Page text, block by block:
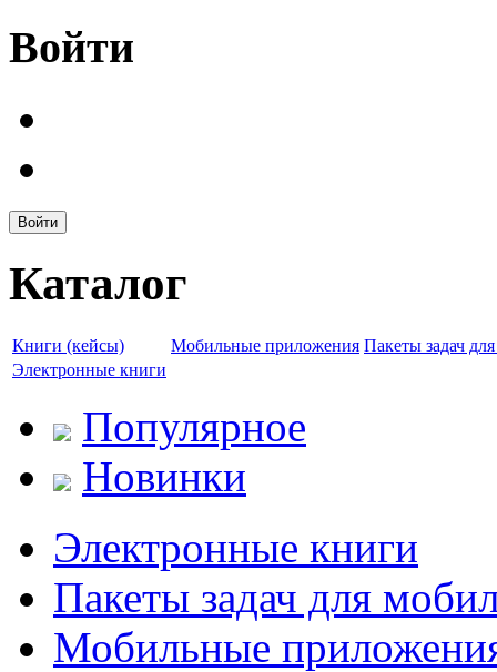
Войти
Войти
Каталог
Книги (кейсы) Мобильные приложения Пакеты задач
Электронные книги
Популярное
Новинки
Электронные книги
Пакеты задач для
Мобильные